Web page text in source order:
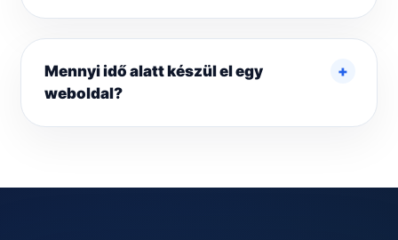
Mennyi idő alatt készül el egy
weboldal?